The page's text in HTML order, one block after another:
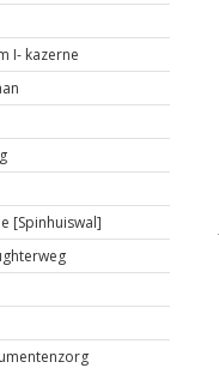
I- kazerne
[Spinhuiswal]